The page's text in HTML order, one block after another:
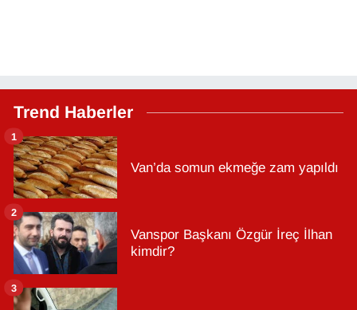
Trend Haberler
Van’da somun ekmeğe zam yapıldı
1
Vanspor Başkanı Özgür İreç İlhan
kimdir?
2
3